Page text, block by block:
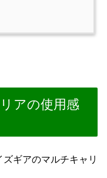
アの使用感
ギアのマルチキャリ